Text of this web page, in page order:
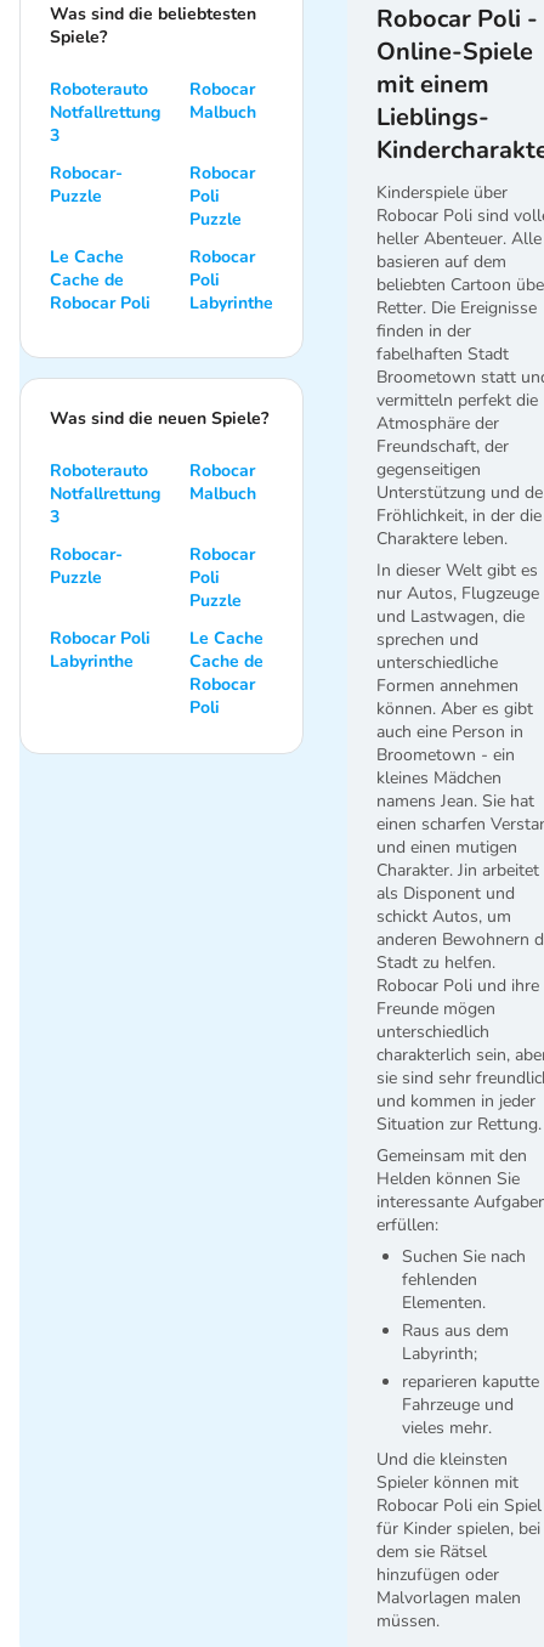
Robocar Poli -
Online-Spiele
mit einem
Lieblings-
Kinderspiele über
Robocar Poli sind
heller Abenteuer. Alle
basieren auf dem
beliebten Cartoon
Retter. Die Ereignisse
finden in der
fabelhaften Stadt
Broometown statt
vermitteln perfekt die
Atmosphäre der
Freundschaft, der
gegenseitigen
Unterstützung und
Fröhlichkeit, in der die
Charaktere leben.
In dieser Welt gibt es
nur Autos, Flugzeuge
und Lastwagen, die
sprechen und
unterschiedliche
Formen annehmen
können. Aber es gibt
auch eine Person in
Broometown - ein
kleines Mädchen
namens Jean. Sie hat
einen scharfen
und einen mutigen
Charakter. Jin arbeitet
als Disponent und
schickt Autos, um
anderen Bewohnern
Stadt zu helfen.
Robocar Poli und ihre
Freunde mögen
unterschiedlich
charakterlich sein,
sie sind sehr
und kommen in jeder
Situation zur Rettung.
Gemeinsam mit den
Helden können Sie
interessante
erfüllen:
Suchen Sie nach
fehlenden
Elementen.
Raus aus dem
Labyrinth;
reparieren kaputte
Fahrzeuge und
vieles mehr.
Und die kleinsten
Spieler können mit
Robocar Poli ein Spiel
für Kinder spielen, bei
dem sie Rätsel
hinzufügen oder
Malvorlagen malen
müssen.
Was sind die beliebtesten
Spiele?
Roboterauto
Notfallrettung
3
Robocar
Malbuch
Robocar-
Puzzle
Robocar
Poli
Puzzle
Le Cache
Cache de
Robocar Poli
Robocar
Poli
Labyrinthe
Was sind die neuen Spiele?
Roboterauto
Notfallrettung
3
Robocar
Malbuch
Robocar-
Puzzle
Robocar
Poli
Puzzle
Robocar Poli
Labyrinthe
Le Cache
Cache de
Robocar
Poli